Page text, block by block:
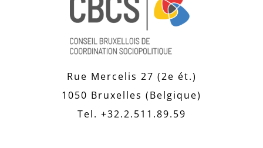
Rue Mercelis 27 (2e ét.)
1050 Bruxelles (Belgique)
Tel. +32.2.511.89.59